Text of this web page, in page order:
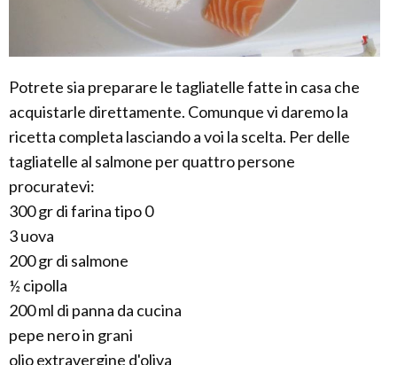
Potrete sia preparare le tagliatelle fatte in casa che
acquistarle direttamente. Comunque vi daremo la
ricetta completa lasciando a voi la scelta. Per delle
tagliatelle al salmone per quattro persone
procuratevi:
300 gr di farina tipo 0
3 uova
200 gr di salmone
½ cipolla
200 ml di panna da cucina
pepe nero in grani
olio extravergine d'oliva